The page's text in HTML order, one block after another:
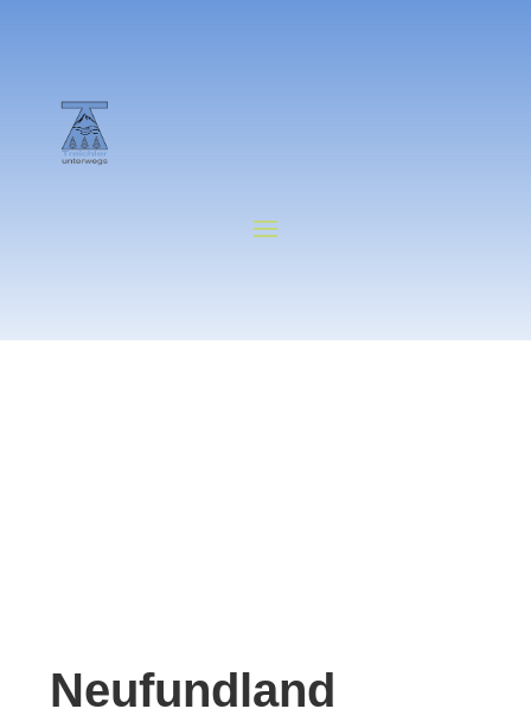
Neufundland